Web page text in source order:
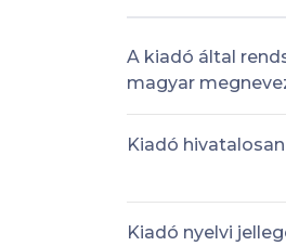
A kiadó által
magyar
Kiadó
Kiadó nyelvi